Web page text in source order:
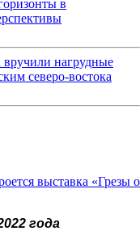
в
нагрудные
северо-востока
выставка «Грезы о
года